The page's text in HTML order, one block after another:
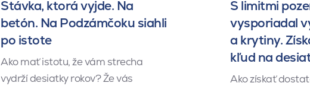
Stávka, ktorá vyjde. Na
betón. Na Podzámčoku siahli
po istote
Ako mať istotu, že vám strecha
vydrží desiatky rokov? Že vás
S limitmi
vysporiadal
a krytiny.
kľud na
Ako získať